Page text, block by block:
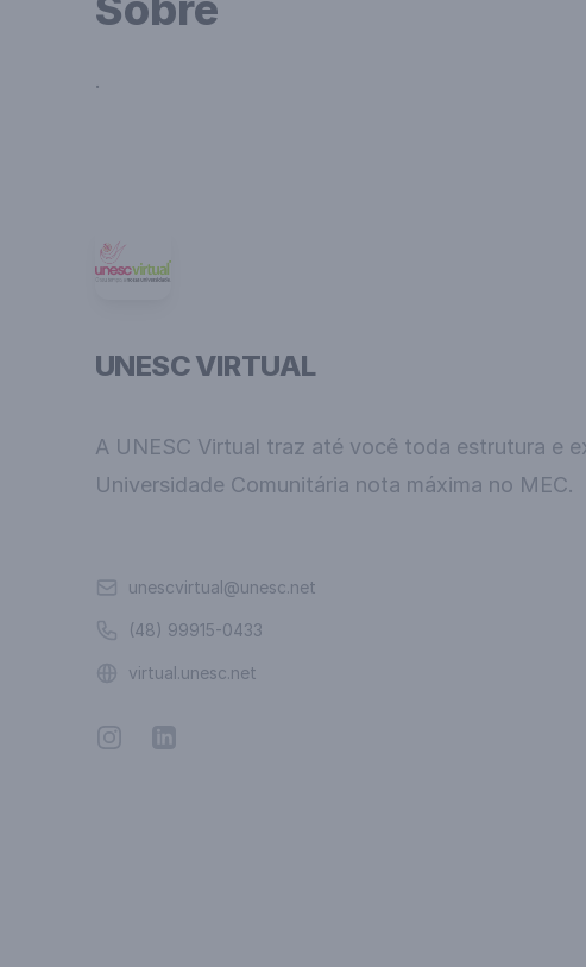
.
UNESC VIRTUAL
A UNESC Virtual traz até você toda estrutura e
Universidade Comunitária nota máxima no MEC.
Emailunescvirtual@unesc.net
Telefone(48) 99915-0433
Websitevirtual.unesc.net
InstagramLinkedin